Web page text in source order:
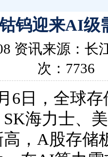
钨迎来AI级
资讯来源：长
次：7736
6日，全球
海力士、
，A股存储